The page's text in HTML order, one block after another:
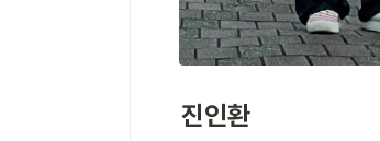
진인환